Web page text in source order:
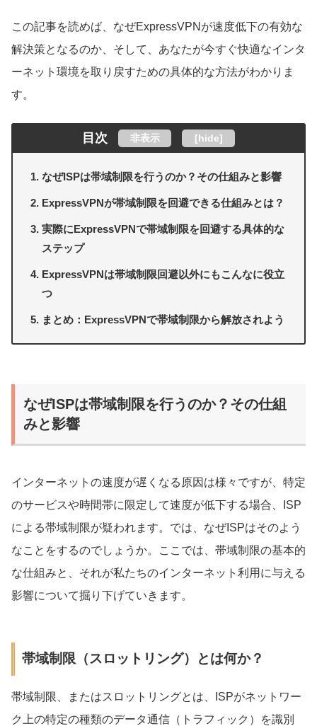
この記事を読めば、なぜExpressVPNが速度低下の有効な
解決策となるのか、そして、あなたが今すぐ快適なインタ
ーネット環境を取り戻すための具体的な方法がわかりま
す。
目次 非表示 [hide]
なぜISPは帯域制限を行うのか？その仕組みと影響
ExpressVPNが帯域制限を回避できる仕組みとは？
実際にExpressVPNで帯域制限を回避する具体的な
ステップ
ExpressVPNは帯域制限回避以外にもこんなに役立
つ
まとめ：ExpressVPNで帯域制限から解放されよう
なぜISPは帯域制限を行うのか？その仕組
みと影響
インターネットの速度が遅くなる原因は様々ですが、特定
のサービスや時間帯に限定して速度が低下する場合、ISP
による帯域制限が疑われます。では、なぜISPはそのよう
なことをするのでしょうか。ここでは、帯域制限の基本的
な仕組みと、それが私たちのインターネット利用に与える
影響について掘り下げていきます。
帯域制限（スロットリング）とは何か？
帯域制限、またはスロットリングとは、ISPがネットワー
ク上の特定の種類のデータ通信（トラフィック）を識別